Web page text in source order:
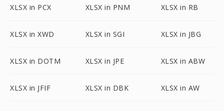
XLSX in PCX XLSX in PNM XLSX in RB
XLSX in XWD XLSX in SGI XLSX in JBG
XLSX in DOTM XLSX in JPE XLSX in ABW
XLSX in JFIF XLSX in DBK XLSX in AW